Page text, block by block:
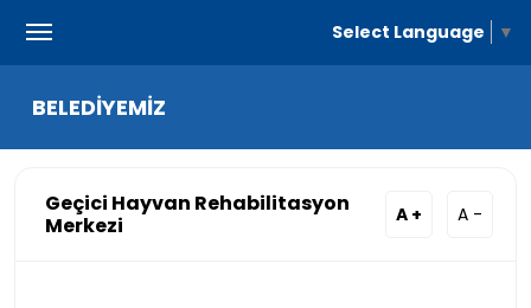
Select Language ▼
BELEDİYEMİZ
Geçici Hayvan Rehabilitasyon
Merkezi
A + A -